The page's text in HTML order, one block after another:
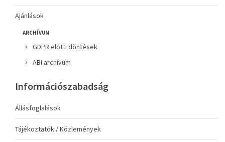
Ajánlások
ARCHÍVUM
GDPR előtti döntések
ABI archívum
Információszabadság
Állásfoglalások
Tájékoztatók / Közlemények